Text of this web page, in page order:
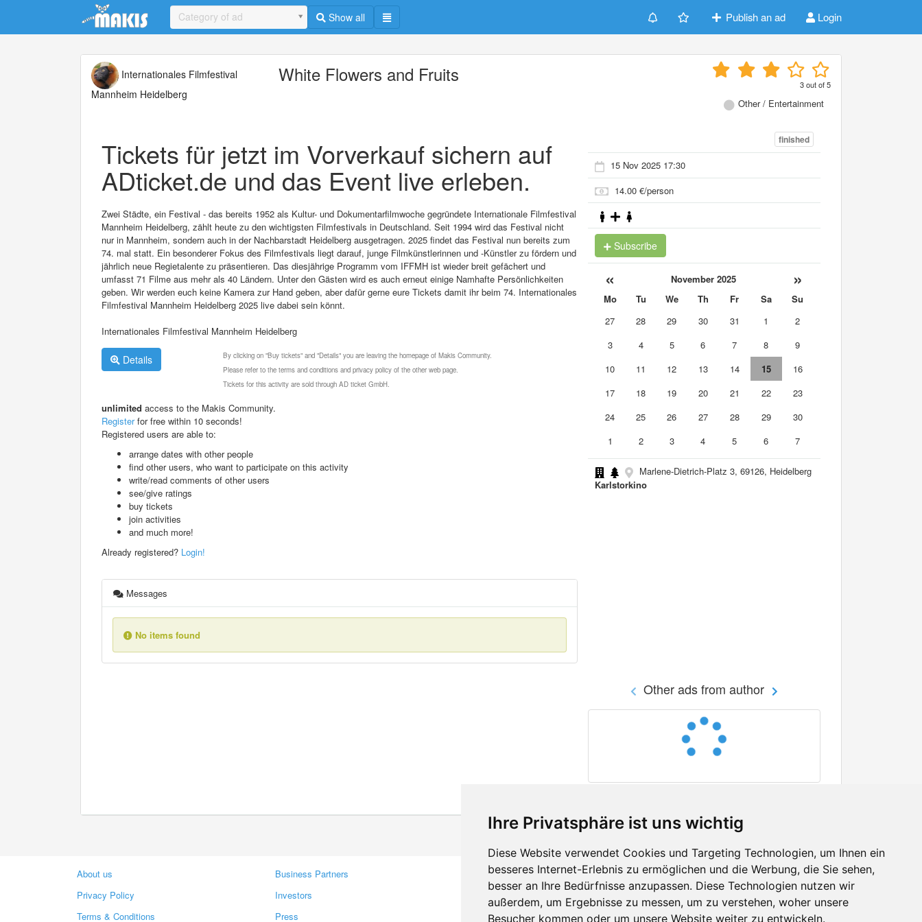
Ihre Privatsphäre ist uns wichtig
Diese Website verwendet Cookies und Targeting Technologien, um Ihnen ein
besseres Internet-Erlebnis zu ermöglichen und die Werbung, die Sie sehen,
besser an Ihre Bedürfnisse anzupassen. Diese Technologien nutzen wir
außerdem, um Ergebnisse zu messen, um zu verstehen, woher unsere
Besucher kommen oder um unsere Website weiter zu entwickeln.
Update cookies preferences
Category of ad Show all Publish an ad Login
Internationales Filmfestival
Mannheim Heidelberg
White Flowers and Fruits 3out of5
Other / Entertainment
Tickets für jetzt im Vorverkauf sichern auf
ADticket.de und das Event live erleben.
Zwei Städte, ein Festival - das bereits 1952 als Kultur- und Dokumentarfilmwoche gegründete Internationale Filmfestival
Mannheim Heidelberg, zählt heute zu den wichtigsten Filmfestivals in Deutschland. Seit 1994 wird das Festival nicht
nur in Mannheim, sondern auch in der Nachbarstadt Heidelberg ausgetragen. 2025 findet das Festival nun bereits zum
74. mal statt. Ein besonderer Fokus des Filmfestivals liegt darauf, junge Filmkünstlerinnen und -Künstler zu fördern und
jährlich neue Regietalente zu präsentieren. Das diesjährige Programm vom IFFMH ist wieder breit gefächert und
umfasst 71 Filme aus mehr als 40 Ländern. Unter den Gästen wird es auch erneut einige Namhafte Persönlichkeiten
geben. Wir werden euch keine Kamera zur Hand geben, aber dafür gerne eure Tickets damit ihr beim 74. Internationales
Filmfestival Mannheim Heidelberg 2025 live dabei sein könnt.
Internationales Filmfestival Mannheim Heidelberg
Details
By clicking on "Buy tickets" and "Details" you are leaving the homepage of Makis Community.
Please refer to the terms and conditions and privacy policy of the other web page.
Tickets for this activity are sold through AD ticket GmbH.
unlimited access to the Makis Community.
Registerfor free within 10 seconds!
Registered users are able to:
arrange dates with other people
find other users, who want to participate on this activity
write/read comments of other users
see/give ratings
buy tickets
join activities
and much more!
Already registered? Login!
Messages
No items found
finished
15 Nov 2025 17:30
14.00 €/person
Subscribe
« November 2025 »
Mo Tu We Th Fr Sa
Su
27
28 29 30 31 1
2
3
4 5 6 7 8
9
10
11 12 13 14 15
16
17
18 19 20 21 22
23
24
25 26 27 28 29
30
1
2 3 4 5 6 7
Marlene-Dietrich-Platz 3, 69126, Heidelberg
Karlstorkino
Other ads from author
About us
Privacy Policy
Terms & Conditions
Business Partners
Investors
Press
Contacts
Feedback
Report A Bug
Facebook
Twitter
YouTube